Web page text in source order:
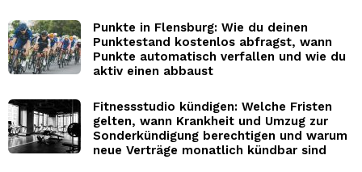
Punkte in Flensburg: Wie du deinen
Punktestand kostenlos abfragst, wann
Punkte automatisch verfallen und wie du
aktiv einen abbaust
Fitnessstudio kündigen: Welche Fristen
gelten, wann Krankheit und Umzug zur
Sonderkündigung berechtigen und warum
neue Verträge monatlich kündbar sind